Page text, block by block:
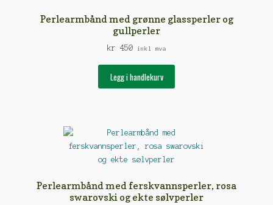
Perlearmbånd med grønne glassperler og
gullperler
kr 450 inkl mva
Legg i handlekurv
Perlearmbånd med ferskvannsperler, rosa
swarovski og ekte sølvperler